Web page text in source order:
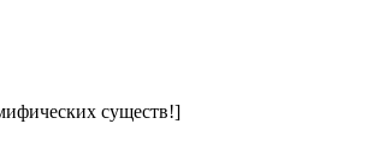
существ!]